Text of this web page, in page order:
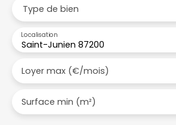
Type de bien
Saint-Junien 87200
Localisation
Loyer max (€/mois)
Surface min (m²)